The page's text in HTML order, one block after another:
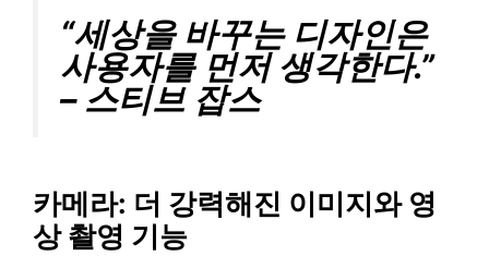
“세상을 바꾸는 디자인은
사용자를 먼저 생각한다.”
– 스티브 잡스
카메라: 더 강력해진 이미지와 영
상 촬영 기능